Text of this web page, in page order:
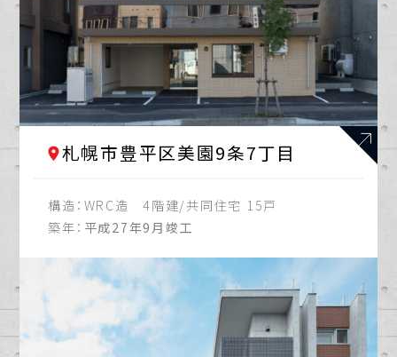
札幌市豊平区美園9条7丁目
構造： WRC造 4階建/共同住宅 15戸
築年： 平成27年9月竣工